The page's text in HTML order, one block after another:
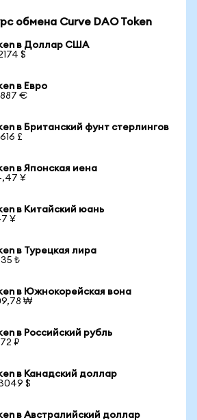
обмена Curve DAO Token
в Доллар США
$
в Евро
€
в Британский фунт стерлингов
£
в Японская иена
¥
в Китайский юань
¥
в Турецкая лира
₺
в Южнокорейская вона
₩
в Российский рубль
₽
в Канадский доллар
$
в Австралийский доллар